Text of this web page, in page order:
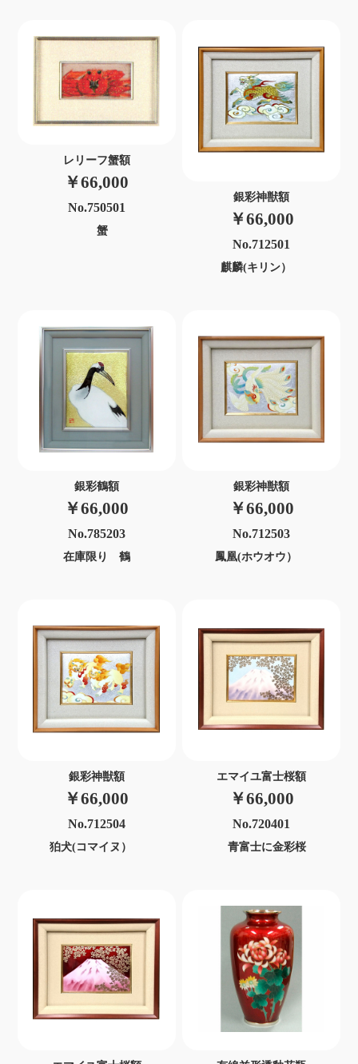
レリーフ蟹額
￥66,000
No.750501
蟹
銀彩神獣額
￥66,000
No.712501
麒麟(キリン）
銀彩鶴額
￥66,000
No.785203
在庫限り 鶴
銀彩神獣額
￥66,000
No.712503
鳳凰(ホウオウ）
銀彩神獣額
￥66,000
No.712504
狛犬(コマイヌ）
エマイユ富士桜額
￥66,000
No.720401
青富士に金彩桜